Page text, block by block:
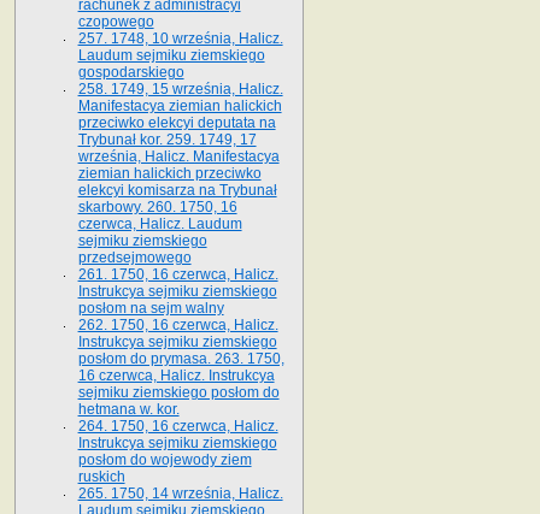
rachunek z administracyi
czopowego
257. 1748, 10 września, Halicz.
Laudum sejmiku ziemskiego
gospodarskiego
258. 1749, 15 września, Halicz.
Manifestacya ziemian halickich
przeciwko elekcyi deputata na
Trybunał kor. 259. 1749, 17
września, Halicz. Manifestacya
ziemian halickich przeciwko
elekcyi komisarza na Trybunał
skarbowy. 260. 1750, 16
czerwca, Halicz. Laudum
sejmiku ziemskiego
przedsejmowego
261. 1750, 16 czerwca, Halicz.
Instrukcya sejmiku ziemskiego
posłom na sejm walny
262. 1750, 16 czerwca, Halicz.
Instrukcya sejmiku ziemskiego
posłom do prymasa. 263. 1750,
16 czerwca, Halicz. Instrukcya
sejmiku ziemskiego posłom do
hetmana w. kor.
264. 1750, 16 czerwca, Halicz.
Instrukcya sejmiku ziemskiego
posłom do wojewody ziem
ruskich
265. 1750, 14 września, Halicz.
Laudum sejmiku ziemskiego